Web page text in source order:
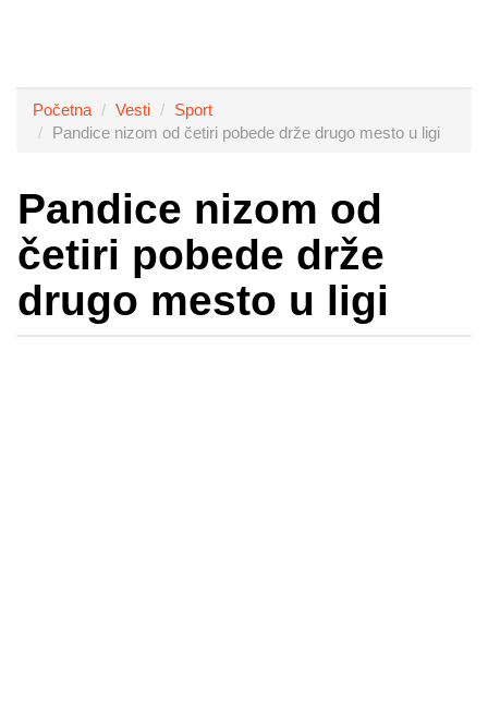
Početna Vesti
Sport
Pandice nizom od četiri pobede drže drugo mesto u ligi
Pandice nizom od
četiri pobede drže
drugo mesto u ligi